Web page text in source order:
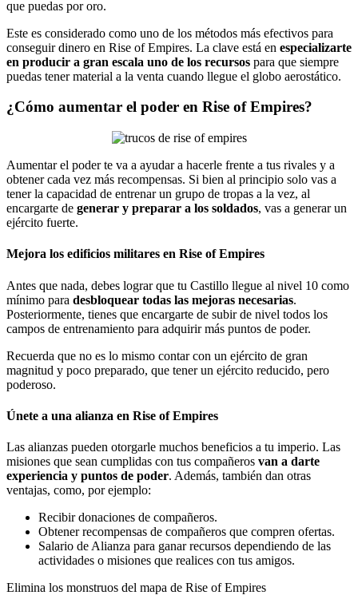
que puedas por oro.
Este es considerado como uno de los métodos más efectivos para
conseguir dinero en Rise of Empires. La clave está en especializarte
en producir a gran escala uno de los recursos para que siempre
puedas tener material a la venta cuando llegue el globo aerostático.
¿Cómo aumentar el poder en Rise of Empires?
Aumentar el poder te va a ayudar a hacerle frente a tus rivales y a
obtener cada vez más recompensas. Si bien al principio solo vas a
tener la capacidad de entrenar un grupo de tropas a la vez, al
encargarte de generar y preparar a los soldados, vas a generar un
ejército fuerte.
Mejora los edificios militares en Rise of Empires
Antes que nada, debes lograr que tu Castillo llegue al nivel 10 como
mínimo para desbloquear todas las mejoras necesarias.
Posteriormente, tienes que encargarte de subir de nivel todos los
campos de entrenamiento para adquirir más puntos de poder.
Recuerda que no es lo mismo contar con un ejército de gran
magnitud y poco preparado, que tener un ejército reducido, pero
poderoso.
Únete a una alianza en Rise of Empires
Las alianzas pueden otorgarle muchos beneficios a tu imperio. Las
misiones que sean cumplidas con tus compañeros van a darte
experiencia y puntos de poder. Además, también dan otras
ventajas, como, por ejemplo:
Recibir donaciones de compañeros.
Obtener recompensas de compañeros que compren ofertas.
Salario de Alianza para ganar recursos dependiendo de las
actividades o misiones que realices con tus amigos.
Elimina los monstruos del mapa de Rise of Empires